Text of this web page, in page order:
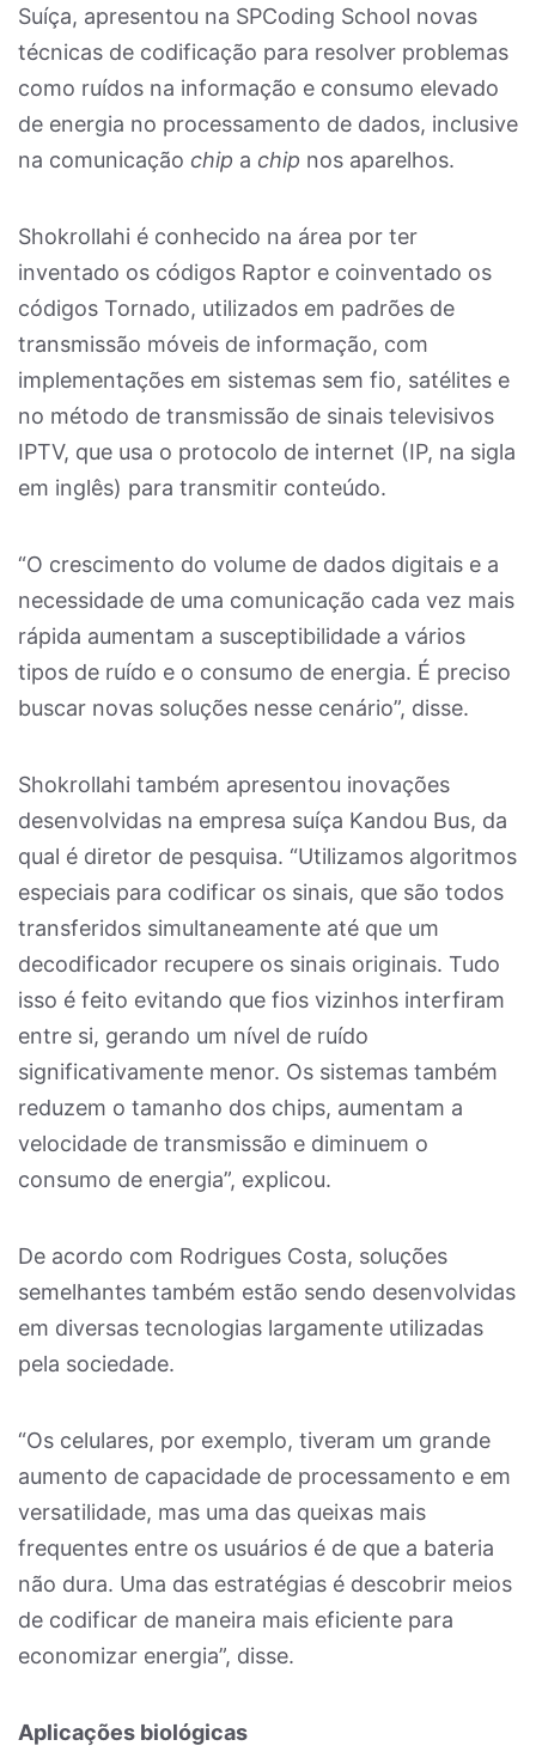
Suíça, apresentou na SPCoding School novas
técnicas de codificação para resolver problemas
como ruídos na informação e consumo elevado
de energia no processamento de dados, inclusive
na comunicação chip a chip nos aparelhos.
Shokrollahi é conhecido na área por ter
inventado os códigos Raptor e coinventado os
códigos Tornado, utilizados em padrões de
transmissão móveis de informação, com
implementações em sistemas sem fio, satélites e
no método de transmissão de sinais televisivos
IPTV, que usa o protocolo de internet (IP, na sigla
em inglês) para transmitir conteúdo.
“O crescimento do volume de dados digitais e a
necessidade de uma comunicação cada vez mais
rápida aumentam a susceptibilidade a vários
tipos de ruído e o consumo de energia. É preciso
buscar novas soluções nesse cenário”, disse.
Shokrollahi também apresentou inovações
desenvolvidas na empresa suíça Kandou Bus, da
qual é diretor de pesquisa. “Utilizamos algoritmos
especiais para codificar os sinais, que são todos
transferidos simultaneamente até que um
decodificador recupere os sinais originais. Tudo
isso é feito evitando que fios vizinhos interfiram
entre si, gerando um nível de ruído
significativamente menor. Os sistemas também
reduzem o tamanho dos chips, aumentam a
velocidade de transmissão e diminuem o
consumo de energia”, explicou.
De acordo com Rodrigues Costa, soluções
semelhantes também estão sendo desenvolvidas
em diversas tecnologias largamente utilizadas
pela sociedade.
“Os celulares, por exemplo, tiveram um grande
aumento de capacidade de processamento e em
versatilidade, mas uma das queixas mais
frequentes entre os usuários é de que a bateria
não dura. Uma das estratégias é descobrir meios
de codificar de maneira mais eficiente para
economizar energia”, disse.
Aplicações biológicas